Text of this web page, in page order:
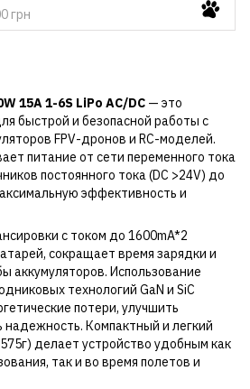
грн
15A 1-6S LiPo AC/DC — это
быстрой и безопасной работы с
FPV-дронов и RC-моделей.
питание от сети переменного тока
постоянного тока (DC >24V) до
эффективность и
с током до 1600mA*2
сокращает время зарядки и
аккумуляторов. Использование
технологий GaN и SiC
потери, улучшить
надежность. Компактный и легкий
делает устройство удобным как
так и во время полетов и